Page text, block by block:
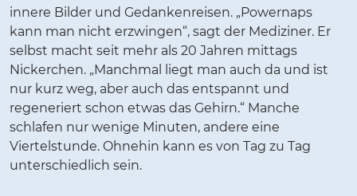
innere Bilder und Gedankenreisen. „Powernaps
kann man nicht erzwingen“, sagt der Mediziner. Er
selbst macht seit mehr als 20 Jahren mittags
Nickerchen. „Manchmal liegt man auch da und ist
nur kurz weg, aber auch das entspannt und
regeneriert schon etwas das Gehirn.“ Manche
schlafen nur wenige Minuten, andere eine
Viertelstunde. Ohnehin kann es von Tag zu Tag
unterschiedlich sein.